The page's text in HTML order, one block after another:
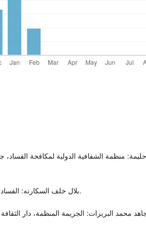
- بلال خلف السكارته: الفساد الإداري، وائل للنشر والتوزيع.